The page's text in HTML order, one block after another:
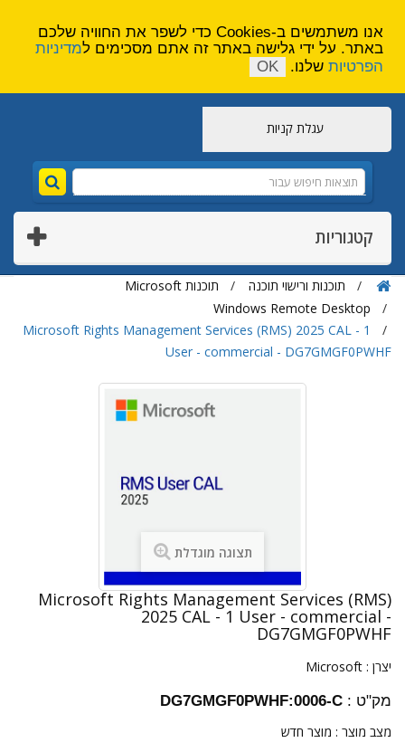
עגלת קניות
קטגוריות
תוכנות ורישוי תוכנה
תוכנות Microsoft
Windows Remote Desktop
Microsoft Rights Management Services (RMS) 2025 CAL - 1
User - commercial - DG7GMGF0PWHF
תצוגה מוגדלת
Microsoft Rights Management Services (RMS)
2025 CAL - 1 User - commercial -
DG7GMGF0PWHF
יצרן : Microsoft
מק"ט : DG7GMGF0PWHF:0006-C
מצב מוצר : מוצר חדש
אנו משתמשים ב-Cookies כדי לשפר את החוויה שלכם
באתר. על ידי גלישה באתר זה אתם מסכימים למדיניות
הפרטיות שלנו. OK